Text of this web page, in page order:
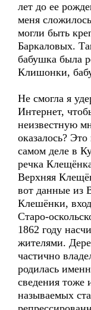
лет до ее
меня
могли быть
Баркаловых.
бабушка была
Клишонки,
Не смогла я
Интернет,
неизвестную
оказалось?
самом деле в
речка
Верхняя
вот данные из
Клешёнки,
Старо-
1862 году
жителями.
частично
родилась
сведения тоже
называемых